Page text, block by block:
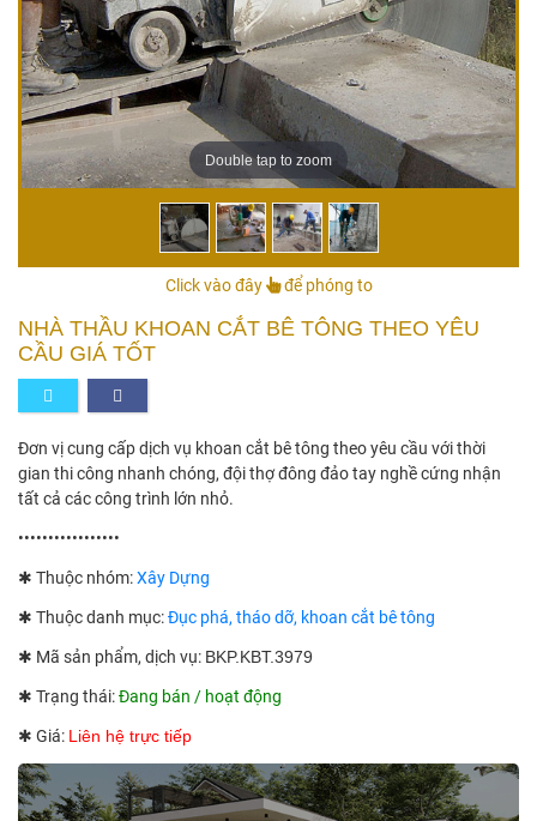
Double tap to zoom
Click vào đây để phóng to
NHÀ THẦU KHOAN CẮT BÊ TÔNG THEO YÊU
CẦU GIÁ TỐT
Đơn vị cung cấp dịch vụ khoan cắt bê tông theo yêu cầu với thời
gian thi công nhanh chóng, đội thợ đông đảo tay nghề cứng nhận
tất cả các công trình lớn nhỏ.
•••••••••••••••••
✱ Thuộc nhóm:Xây Dựng
✱ Thuộc danh mục:Đục phá, tháo dỡ, khoan cắt bê tông
✱ Mã sản phẩm, dịch vụ: BKP.KBT.3979
✱ Trạng thái:Đang bán / hoạt động
✱ Giá: Liên hệ trực tiếp